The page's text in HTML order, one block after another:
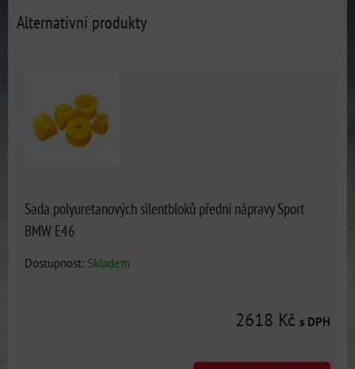
Alternativní produkty
Sada polyuretanových silentbloků přední nápravy Sport
BMW E46
Dostupnost: Skladem
2618 Kč s DPH